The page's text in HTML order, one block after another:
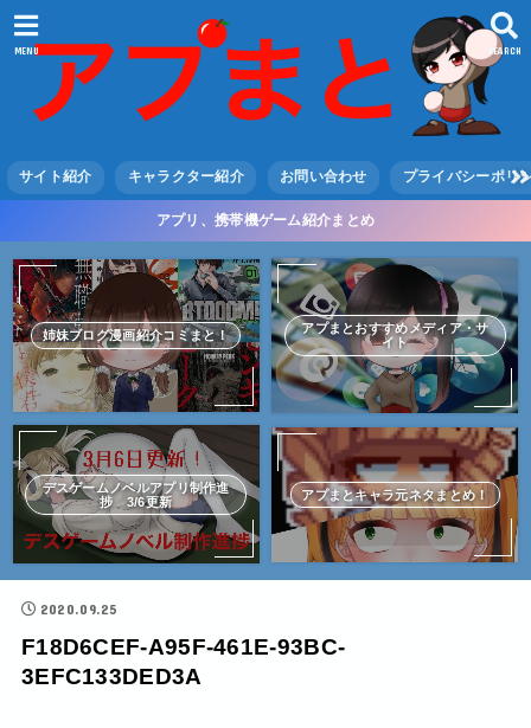
SEARCH
MENU
サイト紹介 キャラクター紹介 お問い合わせ プライバシーポリ
アプリ、携帯機ゲーム紹介まとめ
姉妹ブログ漫画紹介コミまと！
アプまとおすすめメディア・サ
イト
デスゲームノベルアプリ制作進
捗 3/6更新
アプまとキャラ元ネタまとめ！
2020.09.25
F18D6CEF-A95F-461E-93BC-
3EFC133DED3A